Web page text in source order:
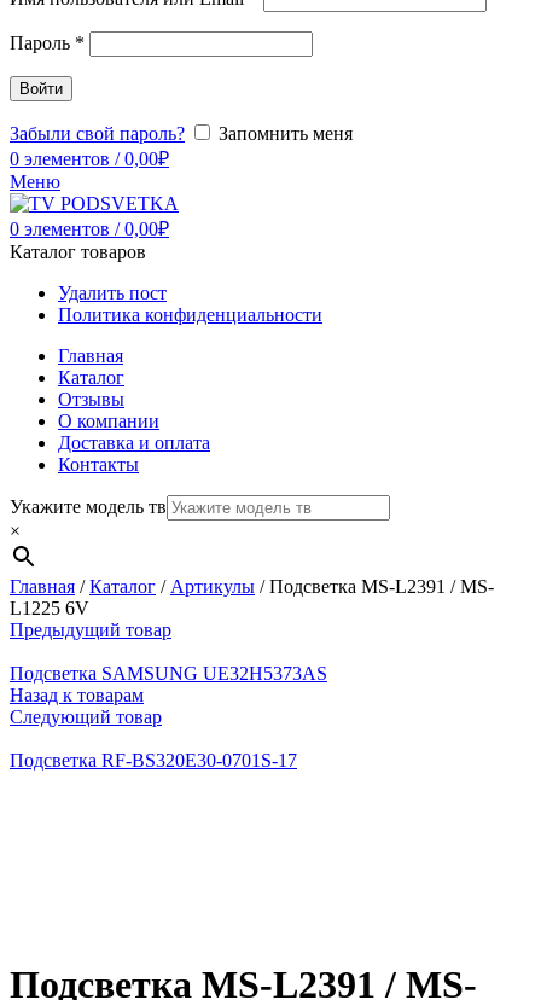
Пароль *
Войти
Забыли свой пароль?
Запомнить меня
0 элементов / 0,00₽
Меню
0 элементов / 0,00₽
Каталог товаров
Удалить пост
Политика конфиденциальности
Главная
Каталог
Отзывы
О компании
Доставка и оплата
Контакты
Укажите модель тв
×
Главная /Каталог / Артикулы /Подсветка MS-L2391 / MS-
L1225 6V
Предыдущий товар
Подсветка SAMSUNG UE32H5373AS
Назад к товарам
Следующий товар
Подсветка RF-BS320E30-0701S-17
Подсветка MS-L2391 / MS-